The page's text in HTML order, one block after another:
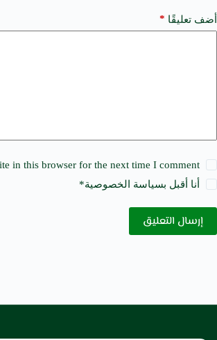
أضف تعليقًا *
in this browser for the next time I comment.
أنا أقبل بسياسة الخصوصية*
إرسال التعليق
a
t